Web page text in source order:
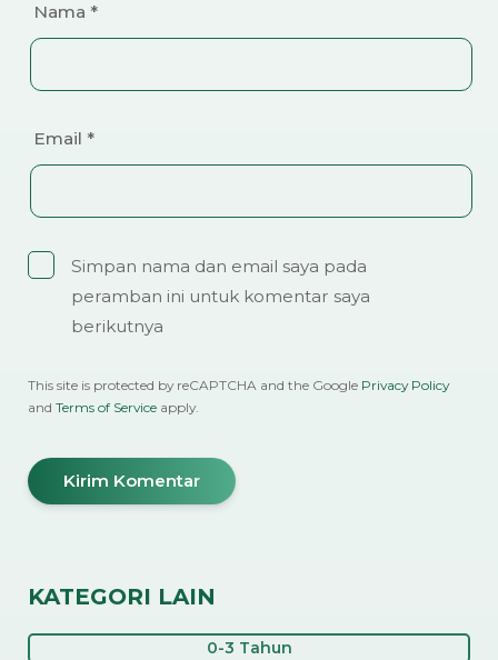
Nama *
Email *
Simpan nama dan email saya pada
peramban ini untuk komentar saya
berikutnya
This site is protected by reCAPTCHA and the Google Privacy Policy
and Terms of Service apply.
KATEGORI LAIN
0-3 Tahun